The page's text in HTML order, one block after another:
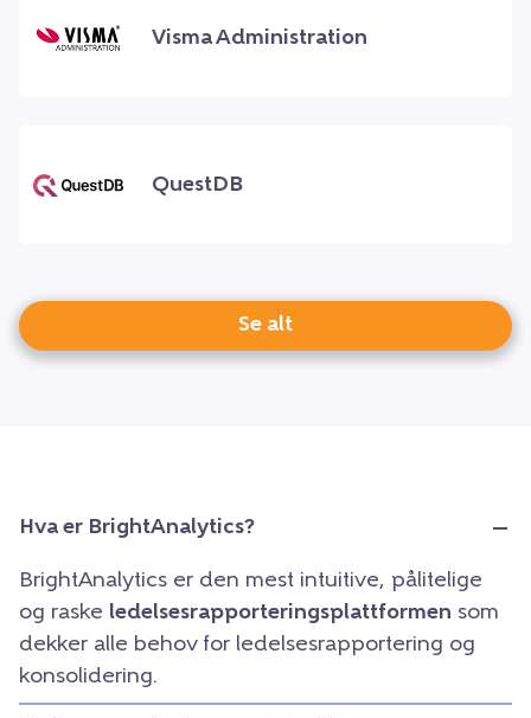
Visma Administration
QuestDB
Se alt
Hva er BrightAnalytics?
BrightAnalytics er den mest intuitive, pålitelige
og raske ledelsesrapporteringsplattformen som
dekker alle behov for ledelsesrapportering og
konsolidering.